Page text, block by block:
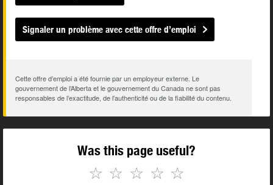
Signaler un problème avec cette offre d’emploi
Cette offre d’emploi a été fournie par un employeur externe. Le
gouvernement de l’Alberta et le gouvernement du Canada ne sont pas
responsables de l’exactitude, de l’authenticité ou de la fiabilité du contenu.
Was this page useful?
☆
☆
☆
☆
☆